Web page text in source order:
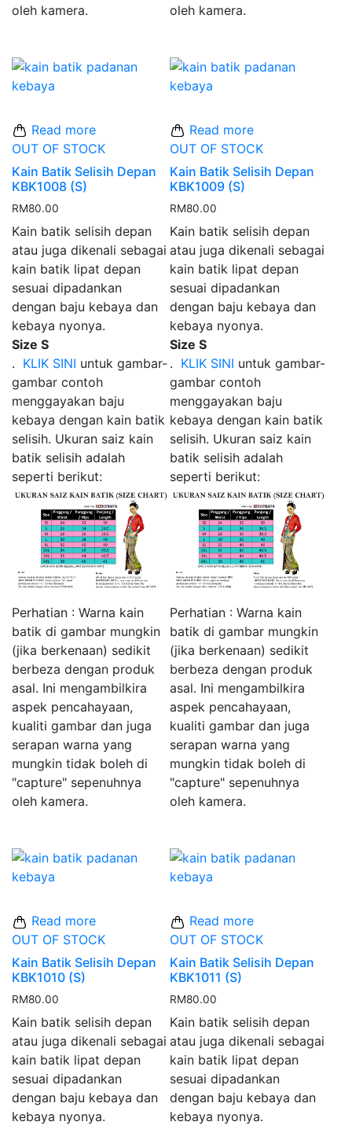
oleh kamera.
oleh kamera.
Read more
OUT OF STOCK
Kain Batik Selisih Depan
KBK1008 (S)
RM80.00
Kain batik selisih depan
atau juga dikenali sebagai
kain batik lipat depan
sesuai dipadankan
dengan baju kebaya dan
kebaya nyonya.
Size S
. KLIK SINI untuk gambar-
gambar contoh
menggayakan baju
kebaya dengan kain batik
selisih. Ukuran saiz kain
batik selisih adalah
seperti berikut:
Perhatian : Warna kain
batik di gambar mungkin
(jika berkenaan) sedikit
berbeza dengan produk
asal. Ini mengambilkira
aspek pencahayaan,
kualiti gambar dan juga
serapan warna yang
mungkin tidak boleh di
"capture" sepenuhnya
oleh kamera.
Read more
OUT OF STOCK
Kain Batik Selisih Depan
KBK1009 (S)
RM80.00
Kain batik selisih depan
atau juga dikenali sebagai
kain batik lipat depan
sesuai dipadankan
dengan baju kebaya dan
kebaya nyonya.
Size S
. KLIK SINI untuk gambar-
gambar contoh
menggayakan baju
kebaya dengan kain batik
selisih. Ukuran saiz kain
batik selisih adalah
seperti berikut:
Perhatian : Warna kain
batik di gambar mungkin
(jika berkenaan) sedikit
berbeza dengan produk
asal. Ini mengambilkira
aspek pencahayaan,
kualiti gambar dan juga
serapan warna yang
mungkin tidak boleh di
"capture" sepenuhnya
oleh kamera.
Read more
OUT OF STOCK
Kain Batik Selisih Depan
KBK1010 (S)
RM80.00
Kain batik selisih depan
atau juga dikenali sebagai
kain batik lipat depan
sesuai dipadankan
dengan baju kebaya dan
kebaya nyonya.
Read more
OUT OF STOCK
Kain Batik Selisih Depan
KBK1011 (S)
RM80.00
Kain batik selisih depan
atau juga dikenali sebagai
kain batik lipat depan
sesuai dipadankan
dengan baju kebaya dan
kebaya nyonya.